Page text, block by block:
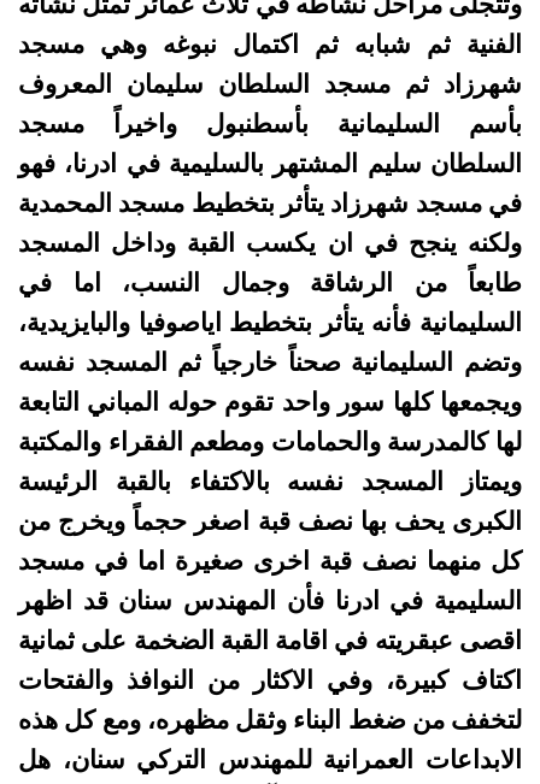
الفنية ثم شبابه ثم اكتمال نبوغه وهي مسجد
شهرزاد ثم مسجد السلطان سليمان المعروف
بأسم السليمانية بأسطنبول واخيراً مسجد
السلطان سليم المشتهر بالسليمية في ادرنا، فهو
في مسجد شهرزاد يتأثر بتخطيط مسجد المحمدية
ولكنه ينجح في ان يكسب القبة وداخل المسجد
طابعاً من الرشاقة وجمال النسب، اما في
السليمانية فأنه يتأثر بتخطيط اياصوفيا والبايزيدية،
وتضم السليمانية صحناً خارجياً ثم المسجد نفسه
ويجمعها كلها سور واحد تقوم حوله المباني التابعة
لها كالمدرسة والحمامات ومطعم الفقراء والمكتبة
ويمتاز المسجد نفسه بالاكتفاء بالقبة الرئيسة
الكبرى يحف بها نصف قبة اصغر حجماً ويخرج من
كل منهما نصف قبة اخرى صغيرة اما في مسجد
السليمية في ادرنا فأن المهندس سنان قد اظهر
اقصى عبقريته في اقامة القبة الضخمة‌ على ثمانية
اكتاف كبيرة، وفي الاكثار من النوافذ والفتحات
لتخفف من ضغط البناء وثقل مظهره، ومع كل هذه
الابداعات العمرانية للمهندس التركي سنان، هل